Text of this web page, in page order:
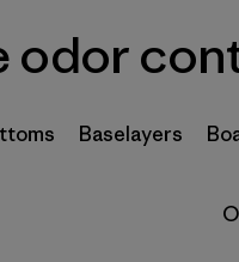
odor
Baselayers